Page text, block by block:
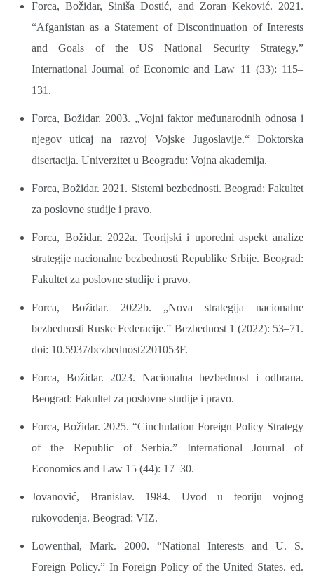
Forca, Božidar, Siniša Dostić, and Zoran Keković. 2021.
“Afganistan as a Statement of Discontinuation of Interests
and Goals of the US National Security Strategy.”
International Journal of Economic and Law 11 (33): 115–
131.
Forca, Božidar. 2003. „Vojni faktor međunarodnih odnosa i
njegov uticaj na razvoj Vojske Jugoslavije.“ Doktorska
disertacija. Univerzitet u Beogradu: Vojna akademija.
Forca, Božidar. 2021. Sistemi bezbednosti. Beograd: Fakultet
za poslovne studije i pravo.
Forca, Božidar. 2022a. Teorijski i uporedni aspekt analize
strategije nacionalne bezbednosti Republike Srbije. Beograd:
Fakultet za poslovne studije i pravo.
Forca, Božidar. 2022b. „Nova strategija nacionalne
bezbednosti Ruske Federacije.” Bezbednost 1 (2022): 53–71.
doi: 10.5937/bezbednost2201053F.
Forca, Božidar. 2023. Nacionalna bezbednost i odbrana.
Beograd: Fakultet za poslovne studije i pravo.
Forca, Božidar. 2025. “Cinchulation Foreign Policy Strategy
of the Republic of Serbia.” International Journal of
Economics and Law 15 (44): 17–30.
Jovanović, Branislav. 1984. Uvod u teoriju vojnog
rukovođenja. Beograd: VIZ.
Lowenthal, Mark. 2000. “National Interests and U. S.
Foreign Policy.” In Foreign Policy of the United States. ed.